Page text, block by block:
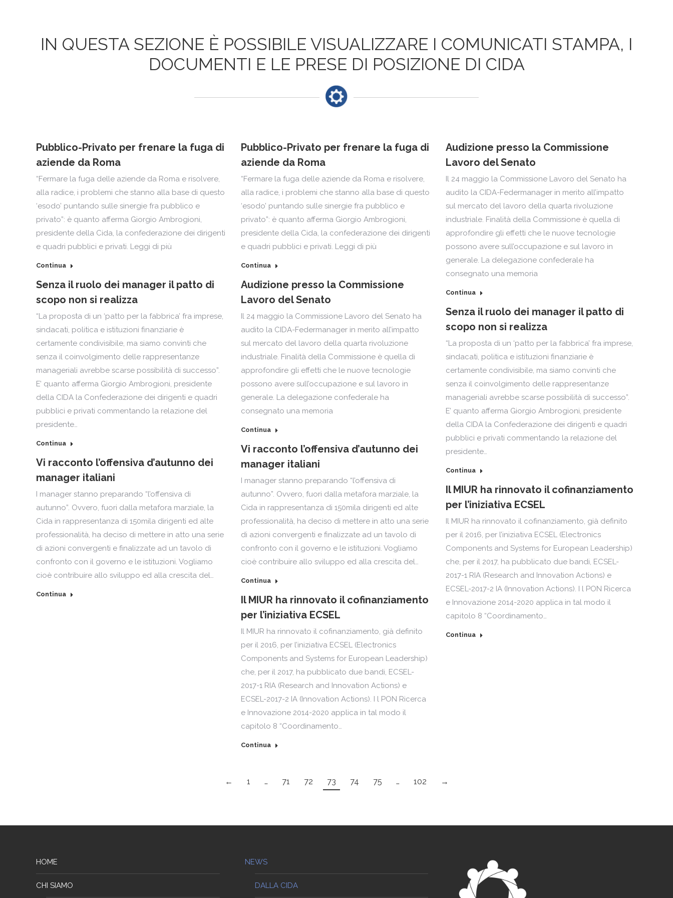
IN QUESTA SEZIONE È POSSIBILE VISUALIZZARE I COMUNICATI STAMPA, I
DOCUMENTI E LE PRESE DI POSIZIONE DI CIDA
Pubblico-Privato per frenare la fuga di
aziende da Roma
“Fermare la fuga delle aziende da Roma e risolvere,
alla radice, i problemi che stanno alla base di questo
‘esodo’ puntando sulle sinergie fra pubblico e
privato”: è quanto afferma Giorgio Ambrogioni,
presidente della Cida, la confederazione dei dirigenti
e quadri pubblici e privati. Leggi di più
Continua
Pubblico-Privato per frenare la fuga di
aziende da Roma
“Fermare la fuga delle aziende da Roma e risolvere,
alla radice, i problemi che stanno alla base di questo
‘esodo’ puntando sulle sinergie fra pubblico e
privato”: è quanto afferma Giorgio Ambrogioni,
presidente della Cida, la confederazione dei dirigenti
e quadri pubblici e privati. Leggi di più
Continua
Audizione presso la Commissione
Lavoro del Senato
Il 24 maggio la Commissione Lavoro del Senato ha
audito la CIDA-Federmanager in merito all’impatto
sul mercato del lavoro della quarta rivoluzione
industriale. Finalità della Commissione è quella di
approfondire gli effetti che le nuove tecnologie
possono avere sull’occupazione e sul lavoro in
generale. La delegazione confederale ha
consegnato una memoria
Continua
Senza il ruolo dei manager il patto di
scopo non si realizza
“La proposta di un ‘patto per la fabbrica’ fra imprese,
sindacati, politica e istituzioni finanziarie è
certamente condivisibile, ma siamo convinti che
senza il coinvolgimento delle rappresentanze
manageriali avrebbe scarse possibilità di successo”.
E’ quanto afferma Giorgio Ambrogioni, presidente
della CIDA la Confederazione dei dirigenti e quadri
pubblici e privati commentando la relazione del
presidente…
Continua
Audizione presso la Commissione
Lavoro del Senato
Il 24 maggio la Commissione Lavoro del Senato ha
audito la CIDA-Federmanager in merito all’impatto
sul mercato del lavoro della quarta rivoluzione
industriale. Finalità della Commissione è quella di
approfondire gli effetti che le nuove tecnologie
possono avere sull’occupazione e sul lavoro in
generale. La delegazione confederale ha
consegnato una memoria
Continua
Senza il ruolo dei manager il patto di
scopo non si realizza
“La proposta di un ‘patto per la fabbrica’ fra imprese,
sindacati, politica e istituzioni finanziarie è
certamente condivisibile, ma siamo convinti che
senza il coinvolgimento delle rappresentanze
manageriali avrebbe scarse possibilità di successo”.
E’ quanto afferma Giorgio Ambrogioni, presidente
della CIDA la Confederazione dei dirigenti e quadri
pubblici e privati commentando la relazione del
presidente…
Continua
Vi racconto l’offensiva d’autunno dei
manager italiani
I manager stanno preparando “l’offensiva di
autunno”. Ovvero, fuori dalla metafora marziale, la
Cida in rappresentanza di 150mila dirigenti ed alte
professionalità, ha deciso di mettere in atto una serie
di azioni convergenti e finalizzate ad un tavolo di
confronto con il governo e le istituzioni. Vogliamo
cioè contribuire allo sviluppo ed alla crescita del…
Continua
Vi racconto l’offensiva d’autunno dei
manager italiani
I manager stanno preparando “l’offensiva di
autunno”. Ovvero, fuori dalla metafora marziale, la
Cida in rappresentanza di 150mila dirigenti ed alte
professionalità, ha deciso di mettere in atto una serie
di azioni convergenti e finalizzate ad un tavolo di
confronto con il governo e le istituzioni. Vogliamo
cioè contribuire allo sviluppo ed alla crescita del…
Continua
Il MIUR ha rinnovato il cofinanziamento
per l’iniziativa ECSEL
Il MIUR ha rinnovato il cofinanziamento, già definito
per il 2016, per l’iniziativa ECSEL (Electronics
Components and Systems for European Leadership)
che, per il 2017, ha pubblicato due bandi, ECSEL-
2017-1 RIA (Research and Innovation Actions) e
ECSEL-2017-2 IA (Innovation Actions). I l PON Ricerca
e Innovazione 2014-2020 applica in tal modo il
capitolo 8 “Coordinamento…
Continua
Il MIUR ha rinnovato il cofinanziamento
per l’iniziativa ECSEL
Il MIUR ha rinnovato il cofinanziamento, già definito
per il 2016, per l’iniziativa ECSEL (Electronics
Components and Systems for European Leadership)
che, per il 2017, ha pubblicato due bandi, ECSEL-
2017-1 RIA (Research and Innovation Actions) e
ECSEL-2017-2 IA (Innovation Actions). I l PON Ricerca
e Innovazione 2014-2020 applica in tal modo il
capitolo 8 “Coordinamento…
Continua
← 1 … 71 72 73 74 75 … 102 →
HOME
CHI SIAMO
NEWS
DALLA CIDA